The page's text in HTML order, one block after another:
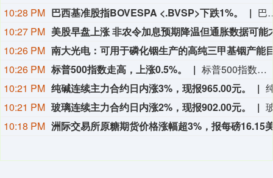
10:28 PM 巴西基准股指BOVESPA <.BVSP>下跌1%。
巴西基准股
10:27 PM
10:26 PM
10:26 PM 标普500指数走高，上涨0.5%。
标普500指数走高，上涨0.5%。
10:21 PM 纯碱连续主力合约日内涨3%，现报965.00元。
10:21 PM 玻璃连续主力合约日内涨2%，现报902.00元。
10:18 PM